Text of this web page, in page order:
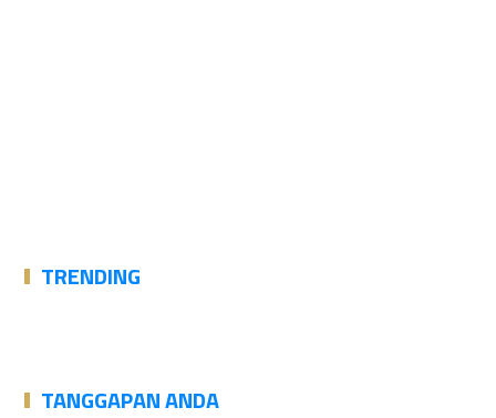
TRENDING
TANGGAPAN ANDA